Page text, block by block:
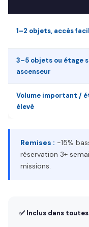
1–2 objets, accès
3–5 objets ou étage
ascenseur
Volume important /
élevé
Remises : −15%
réservation 3+
missions.
✅ Inclus dans